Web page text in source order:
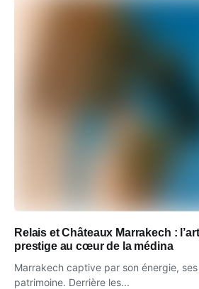
Relais et Châteaux Marrakech :
prestige au cœur de la médina
Marrakech captive par son énergie,
patrimoine. Derrière les...